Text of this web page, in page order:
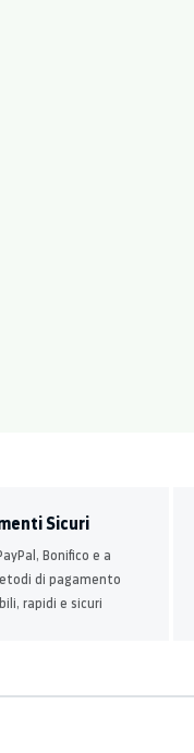
Sicuri
Bonifico e a
di pagamento
rapidi e sicuri